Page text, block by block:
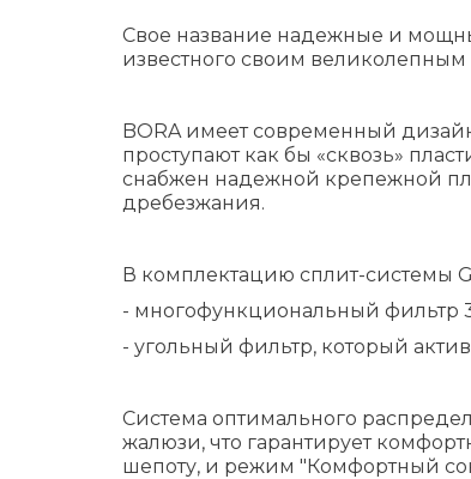
Свое название надежные и
известного своим
BORA имеет современный
проступают как бы «сквозь»
снабжен надежной крепежной
дребезжания.
В комплектацию сплит-системы
- многофункциональный фильтр
- угольный фильтр, который
Система оптимального
жалюзи, что гарантирует
шепоту, и режим "Комфортный